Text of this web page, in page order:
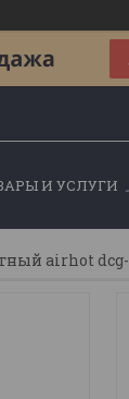
И УСЛУГИ
airhot